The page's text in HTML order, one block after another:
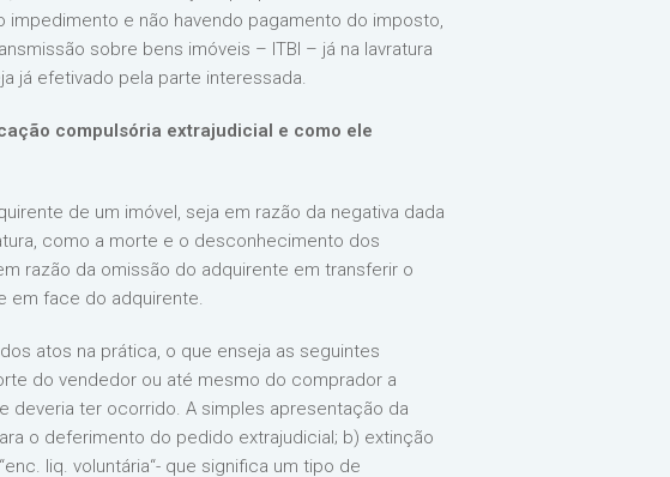
e não havendo pagamento do imposto,
sobre bens imóveis – ITBI – já na lavratura
já efetivado pela parte interessada.
compulsória extrajudicial e como ele
de um imóvel, seja em razão da negativa dada
como a morte e o desconhecimento dos
razão da omissão do adquirente em transferir o
em face do adquirente.
atos na prática, o que enseja as seguintes
do vendedor ou até mesmo do comprador a
deveria ter ocorrido. A simples apresentação da
o deferimento do pedido extrajudicial; b) extinção
liq. voluntária“- que significa um tipo de